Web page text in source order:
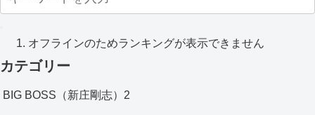
オフラインのためランキングが表示できません
カテゴリー
BIG BOSS（新庄剛志） 2